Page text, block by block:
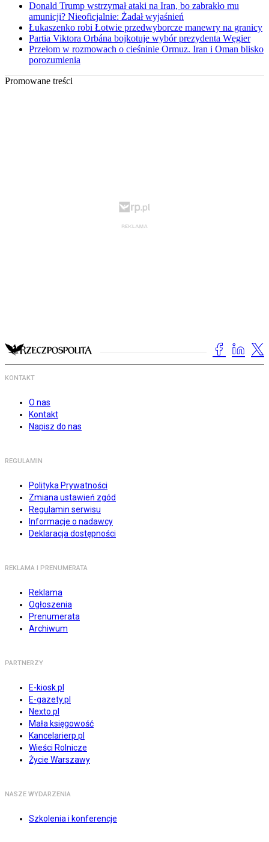
Donald Trump wstrzymał ataki na Iran, bo zabrakło mu
amunicji? Nieoficjalnie: Żadał wyjaśnień
Łukaszenko robi Łotwie przedwyborcze manewry na granicy
Partia Viktora Orbána bojkotuje wybór prezydenta Węgier
Przełom w rozmowach o cieśninie Ormuz. Iran i Oman blisko
porozumienia
Promowane treści
KONTAKT
O nas
Kontakt
Napisz do nas
REGULAMIN
Polityka Prywatności
Zmiana ustawień zgód
Regulamin serwisu
Informacje o nadawcy
Deklaracja dostępności
REKLAMA I PRENUMERATA
Reklama
Ogłoszenia
Prenumerata
Archiwum
PARTNERZY
E-kiosk.pl
E-gazety.pl
Nexto.pl
Mała księgowość
Kancelarierp.pl
Wieści Rolnicze
Życie Warszawy
NASZE WYDARZENIA
Szkolenia i konferencje